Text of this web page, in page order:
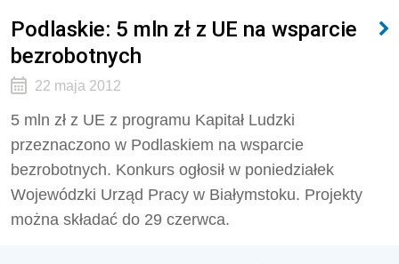
Podlaskie: 5 mln zł z UE na wsparcie
bezrobotnych
22 maja 2012
5 mln zł z UE z programu Kapitał Ludzki
przeznaczono w Podlaskiem na wsparcie
bezrobotnych. Konkurs ogłosił w poniedziałek
Wojewódzki Urząd Pracy w Białymstoku. Projekty
można składać do 29 czerwca.